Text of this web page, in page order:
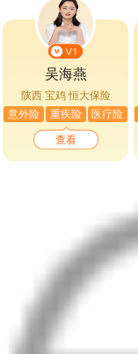
吴海燕
陕西 宝鸡恒大保险
意外险
重疾险 医疗险
查看